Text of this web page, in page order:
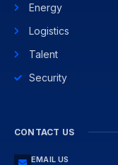
Energy
Logistics
Talent
Security
CONTACT US
EMAIL US